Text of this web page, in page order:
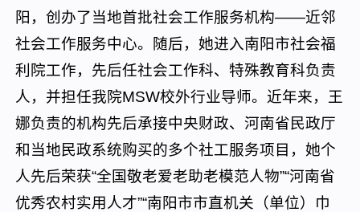
阳，创办了当地首批社会工作服务机构——近邻
社会工作服务中心。随后，她进入南阳市社会福
利院工作，先后任社会工作科、特殊教育科负责
人，并担任我院MSW校外行业导师。近年来，王
娜负责的机构先后承接中央财政、河南省民政厅
和当地民政系统购买的多个社工服务项目，她个
人先后荣获“全国敬老爱老助老模范人物”“河南省
优秀农村实用人才”“南阳市市直机关（单位）巾